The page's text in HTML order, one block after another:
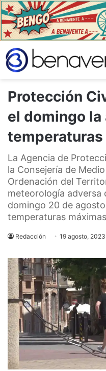
Protección
el domingo
temperaturas
La Agencia de
la Consejería de
Ordenación del
meteorología adversa
domingo 20 de
temperaturas
Redacción 19 agosto, 2023